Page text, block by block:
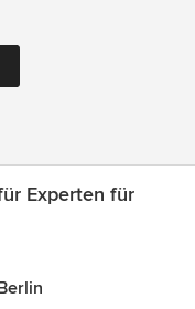
Experten für